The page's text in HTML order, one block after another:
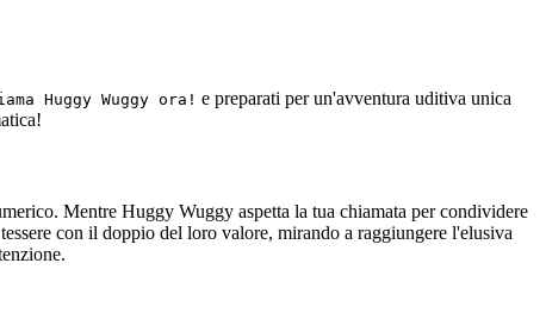
Huggy Wuggy ora! e preparati per un'avventura uditiva unica
Mentre Huggy Wuggy aspetta la tua chiamata per condividere
con il doppio del loro valore, mirando a raggiungere l'elusiva